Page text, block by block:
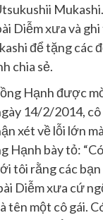
Diễm xưa và
để tặng các
chia sẻ.
Hạnh được
14/2/2014,
xét về lỗi lớn
Hạnh bày tỏ:
tôi rằng các
Diễm xưa cứ
tên một cô gái.